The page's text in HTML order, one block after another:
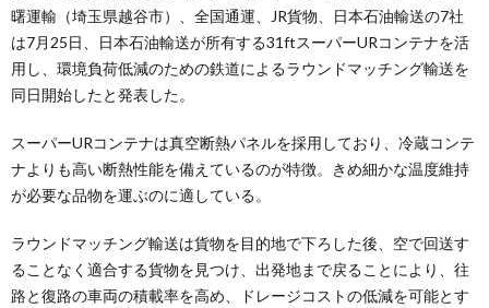
曙運輸（埼玉県越谷市）、全国通運、JR貨物、日本石油輸送の7社
は7月25日、日本石油輸送が所有する31ftスーパーURコンテナを活
用し、環境負荷低減のための鉄道によるラウンドマッチング輸送を
同日開始したと発表した。
スーパーURコンテナは真空断熱パネルを採用しており、冷蔵コンテ
ナよりも高い断熱性能を備えているのが特徴。きめ細かな温度維持
が必要な品物を運ぶのに適している。
ラウンドマッチング輸送は貨物を目的地で下ろした後、空で回送す
ることなく適合する貨物を見つけ、出発地まで戻ることにより、往
路と復路の車両の積載率を高め、ドレージコストの低減を可能とす